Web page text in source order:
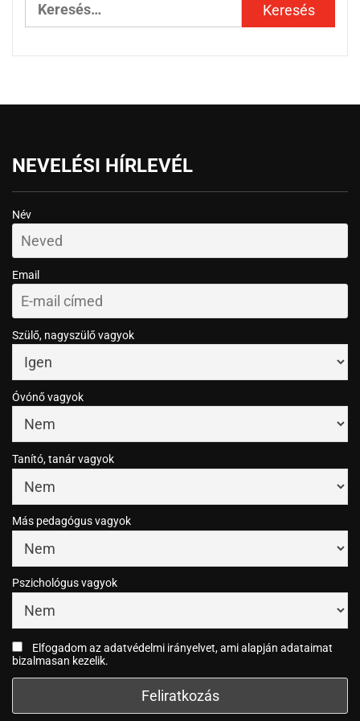
NEVELÉSI HÍRLEVÉL
Név
Email
Szülő, nagyszülő vagyok
Óvónő vagyok
Tanító, tanár vagyok
Más pedagógus vagyok
Pszichológus vagyok
Elfogadom az adatvédelmi irányelvet, ami alapján adataimat
bizalmasan kezelik.